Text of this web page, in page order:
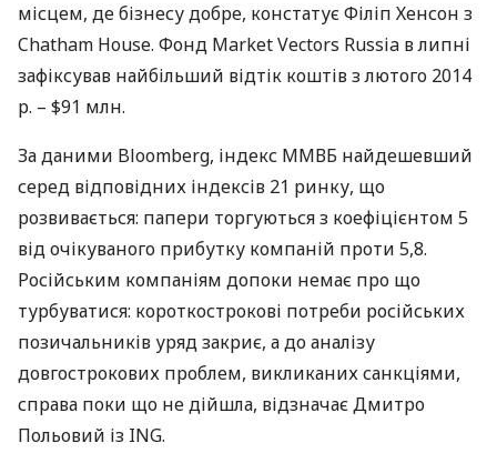
місцем, де бізнесу добре, констатує Філіп Хенсон з
Chatham House. Фонд Market Vectors Russia в липні
зафіксував найбільший відтік коштів з лютого 2014
р. – $91 млн.
За даними Bloomberg, індекс ММВБ найдешевший
серед відповідних індексів 21 ринку, що
розвивається: папери торгуються з коефіцієнтом 5
від очікуваного прибутку компаній проти 5,8.
Російським компаніям допоки немає про що
турбуватися: короткострокові потреби російських
позичальників уряд закриє, а до аналізу
довгострокових проблем, викликаних санкціями,
справа поки що не дійшла, відзначає Дмитро
Польовий із ING.